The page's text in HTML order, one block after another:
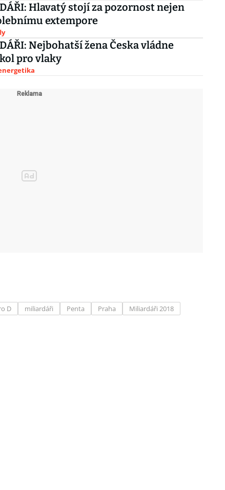
Hlavatý stojí za pozornost nejen
extempore
Nejbohatší žena Česka vládne
pro vlaky
D miliardáři Penta Praha
Miliardáři 2018